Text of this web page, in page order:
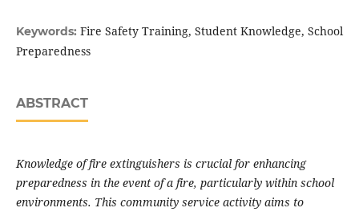
Keywords: Fire Safety Training, Student Knowledge, School
Preparedness
ABSTRACT
Knowledge of fire extinguishers is crucial for enhancing
preparedness in the event of a fire, particularly within school
environments. This community service activity aims to